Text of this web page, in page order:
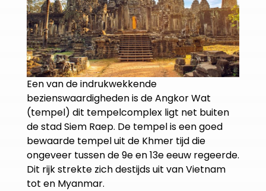
Een van de indrukwekkende
bezienswaardigheden is de Angkor Wat
(tempel) dit tempelcomplex ligt net buiten
de stad Siem Raep. De tempel is een goed
bewaarde tempel uit de Khmer tijd die
ongeveer tussen de 9e en 13e eeuw regeerde.
Dit rijk strekte zich destijds uit van Vietnam
tot en Myanmar.